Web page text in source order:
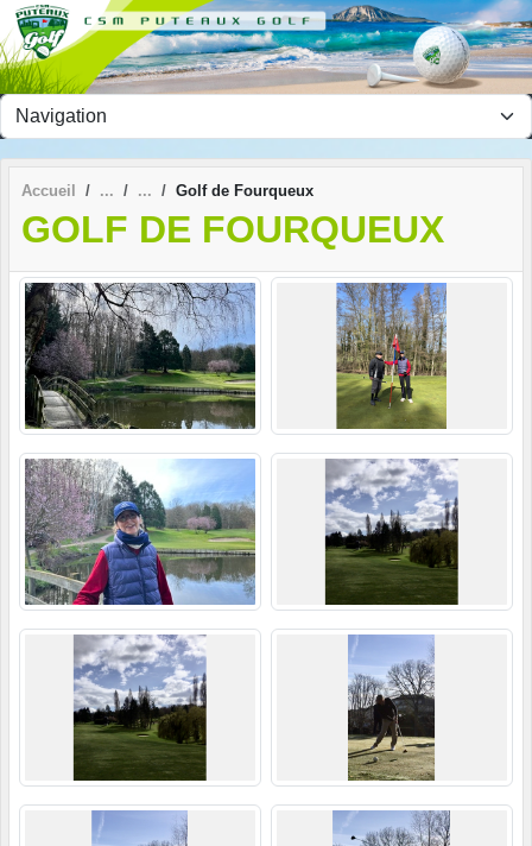
Accueil Golf de Fourqueux
GOLF DE FOURQUEUX
Panneau de gestion des cookies